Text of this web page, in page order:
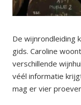
De wijnrondleiding
gids. Caroline
verschillende
véél informatie
mag er vier